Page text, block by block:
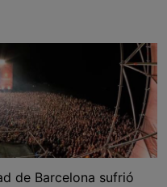
de Barcelona sufrió